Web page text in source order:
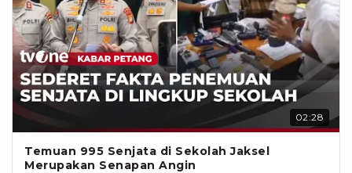
02:28
Temuan 995 Senjata di Sekolah Jaksel
Merupakan Senapan Angin